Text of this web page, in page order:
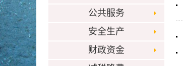
公共服务
安全生产
财政资金